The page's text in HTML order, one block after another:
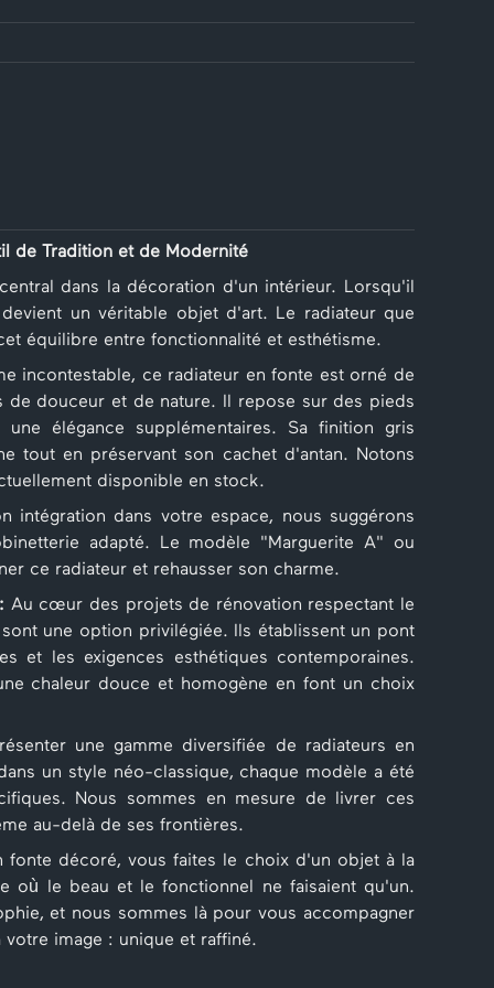
de Tradition et de Modernité
dans la décoration d'un intérieur. Lorsqu'il
un véritable objet d'art. Le radiateur que
équilibre entre fonctionnalité et esthétisme.
incontestable, ce radiateur en fonte est orné de
douceur et de nature. Il repose sur des pieds
élégance supplémentaires. Sa finition gris
tout en préservant son cachet d'antan. Notons
disponible en stock.
intégration dans votre espace, nous suggérons
adapté. Le modèle "Marguerite A" ou
ce radiateur et rehausser son charme.
Au cœur des projets de rénovation respectant le
une option privilégiée. Ils établissent un pont
et les exigences esthétiques contemporaines.
chaleur douce et homogène en font un choix
une gamme diversifiée de radiateurs en
un style néo-classique, chaque modèle a été
Nous sommes en mesure de livrer ces
au-delà de ses frontières.
fonte décoré, vous faites le choix d'un objet à la
où le beau et le fonctionnel ne faisaient qu'un.
et nous sommes là pour vous accompagner
image : unique et raffiné.